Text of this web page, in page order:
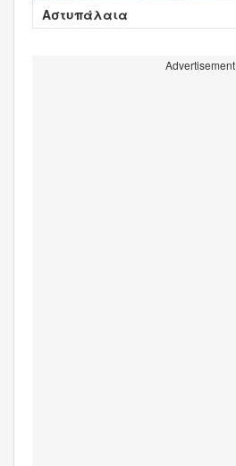
Αστυπάλαια
Advertisement